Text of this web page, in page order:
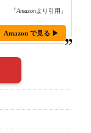
「Amazonより引用」
Amazon で見る ▶